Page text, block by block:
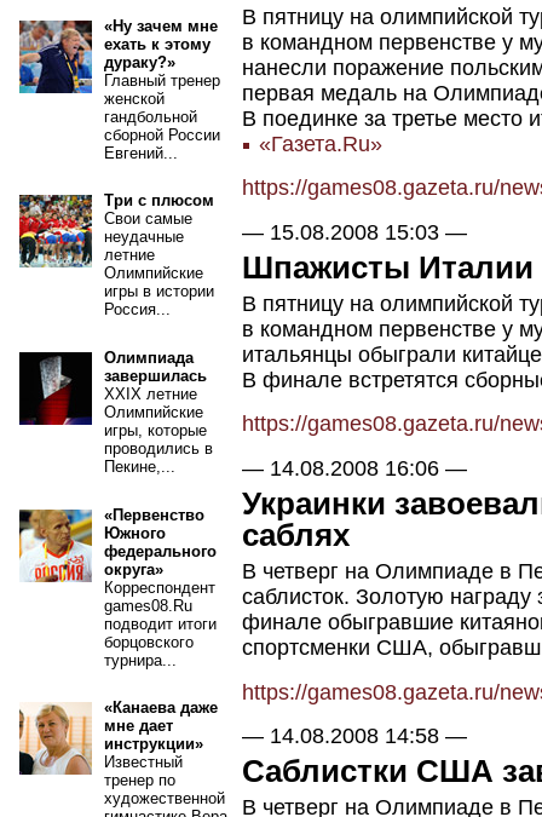
«Ну зачем мне
ехать к этому
дураку?»
Главный тренер
женской
гандбольной
сборной России
Евгений...
Три с плюсом
Свои самые
неудачные
летние
Олимпийские
игры в истории
Россия...
Олимпиада
завершилась
XXIX летние
Олимпийские
игры, которые
проводились в
Пекине,...
«Первенство
Южного
федерального
округа»
Корреспондент
games08.Ru
подводит итоги
борцовского
турнира...
«Канаева даже
мне дает
инструкции»
Известный
тренер по
художественной
В пятницу на олимпийской
в командном первенстве у
нанесли поражение
первая медаль на
В поединке за третье место
«Газета.Ru»
https://games08.gazeta.ru/
— 15.08.2008 15:03 —
Шпажисты Италии
В пятницу на олимпийской
в командном первенстве у
итальянцы обыграли
В финале встретятся
https://games08.gazeta.ru/
— 14.08.2008 16:06 —
Украинки
саблях
В четверг на Олимпиаде в
саблисток. Золотую
финале обыгравшие
спортсменки США,
https://games08.gazeta.ru/
— 14.08.2008 14:58 —
Саблистки США
В четверг на Олимпиаде в